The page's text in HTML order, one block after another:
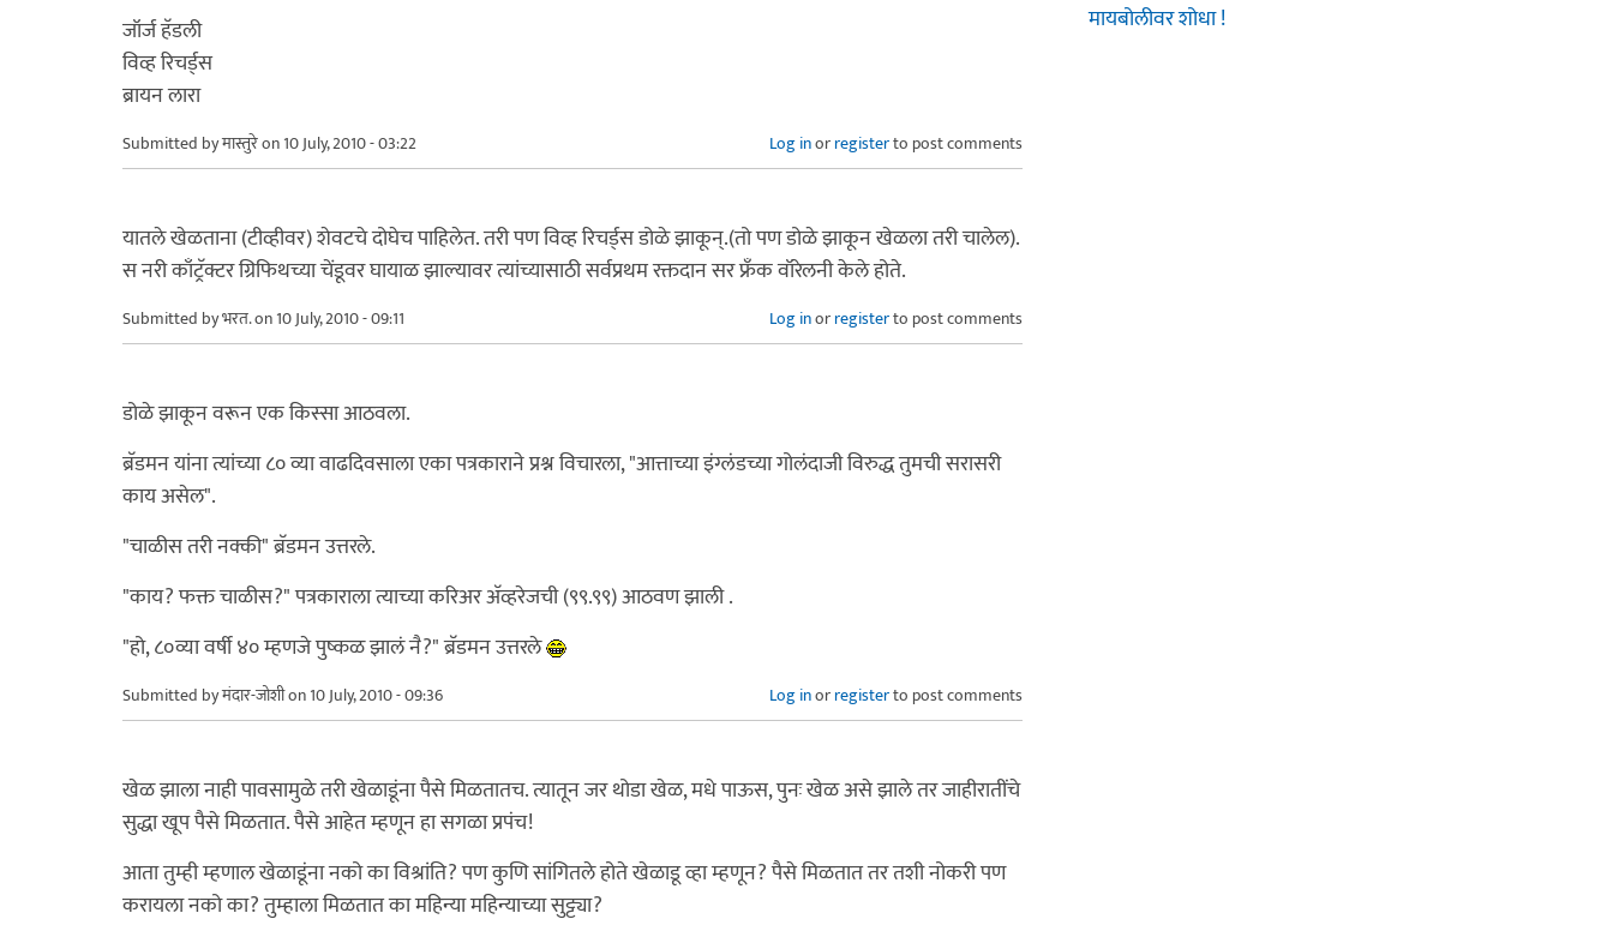
जॉर्ज हॅडली
विव्ह रिचर्ड्स
ब्रायन लारा
Submitted byमास्तुरेon 10 July, 2010 - 03:22 Log inorregisterto post comments
यातले खेळताना (टीव्हीवर) शेवटचे दोघेच पाहिलेत. तरी पण विव्ह रिचर्ड्स डोळे झाकून्.(तो पण डोळे झाकून खेळला तरी चालेल).
स नरी काँट्रॅक्टर ग्रिफिथच्या चेंडूवर घायाळ झाल्यावर त्यांच्यासाठी सर्वप्रथम रक्तदान सर फ्रँक वॉरेलनी केले होते.
Submitted byभरत.on 10 July, 2010 - 09:11 Log inorregisterto post comments
डोळे झाकून वरून एक किस्सा आठवला.
ब्रॅडमन यांना त्यांच्या ८० व्या वाढदिवसाला एका पत्रकाराने प्रश्न विचारला, "आत्ताच्या इंग्लंडच्या गोलंदाजी विरुद्ध तुमची सरासरी
काय असेल".
"चाळीस तरी नक्की" ब्रॅडमन उत्तरले.
"काय? फक्त चाळीस?" पत्रकाराला त्याच्या करिअर अ‍ॅव्हरेजची (९९.९९) आठवण झाली .
"हो, ८०व्या वर्षी ४० म्हणजे पुष्कळ झालं नै?" ब्रॅडमन उत्तरले
Submitted byमंदार-जोशीon 10 July, 2010 - 09:36 Log inorregisterto post comments
खेळ झाला नाही पावसामुळे तरी खेळाडूंना पैसे मिळतातच. त्यातून जर थोडा खेळ, मधे पाऊस, पुनः खेळ असे झाले तर जाहीरातींचे
सुद्धा खूप पैसे मिळतात. पैसे आहेत म्हणून हा सगळा प्रपंच!
आता तुम्ही म्हणाल खेळाडूंना नको का विश्रांति? पण कुणि सांगितले होते खेळाडू व्हा म्हणून? पैसे मिळतात तर तशी नोकरी पण
करायला नको का? तुम्हाला मिळतात का महिन्या महिन्याच्या सुट्ट्या?
मायबोलीवर शोधा !